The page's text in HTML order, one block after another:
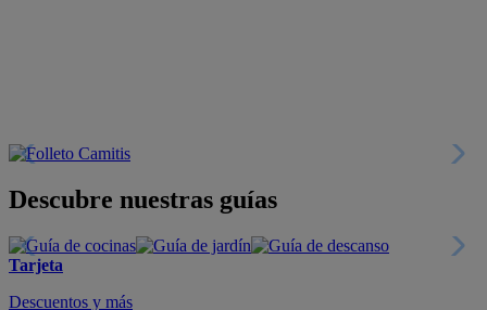
Descubre nuestras guías
Tarjeta
Descuentos y más